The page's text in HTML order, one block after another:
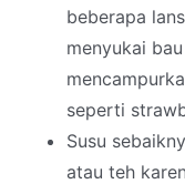
beberapa
menyukai
seperti
Susu
atau teh